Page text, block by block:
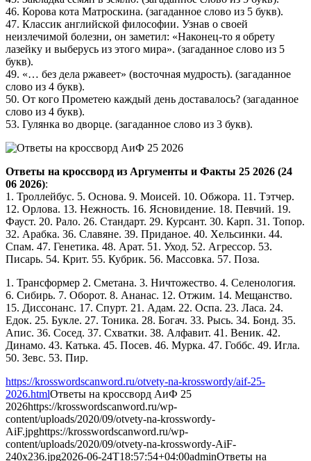
46. Корова кота Матроскина. (загаданное слово из 5 букв).
47. Классик английской философии. Узнав о своей
неизлечимой болезни, он заметил: «Наконец-то я обрету
лазейку и выберусь из этого мира». (загаданное слово из 5
букв).
49. «… без дела ржавеет» (восточная мудрость). (загаданное
слово из 4 букв).
50. От кого Прометею каждый день доставалось? (загаданное
слово из 4 букв).
53. Гулянка во дворце. (загаданное слово из 3 букв).
Ответы на кроссворд из Аргументы и Факты 25 2026 (24
06 2026):
1. Троллейбус. 5. Основа. 9. Моисей. 10. Обжора. 11. Тэтчер.
12. Орлова. 13. Нежность. 16. Ясновидение. 18. Певчий. 19.
Фауст. 20. Рало. 26. Стандарт. 29. Курсант. 30. Карп. 31. Топор.
32. Арабка. 36. Славяне. 39. Приданое. 40. Хельсинки. 44.
Спам. 47. Генетика. 48. Арат. 51. Уход. 52. Агрессор. 53.
Писарь. 54. Крит. 55. Кубрик. 56. Массовка. 57. Поза.
1. Трансформер 2. Сметана. 3. Ничтожество. 4. Селенология.
6. Сибирь. 7. Оборот. 8. Ананас. 12. Отжим. 14. Мещанство.
15. Диссонанс. 17. Спурт. 21. Адам. 22. Оспа. 23. Ласа. 24.
Едок. 25. Букле. 27. Тоника. 28. Богач. 33. Рысь. 34. Бонд. 35.
Апис. 36. Сосед. 37. Схватки. 38. Алфавит. 41. Веник. 42.
Динамо. 43. Катька. 45. Посев. 46. Мурка. 47. Гоббс. 49. Игла.
50. Зевс. 53. Пир.
https://krosswordscanword.ru/otvety-na-krosswordy/aif-25-
2026.htmlОтветы на кроссворд АиФ 25
2026https://krosswordscanword.ru/wp-
content/uploads/2020/09/otvety-na-krosswordy-
AiF.jpghttps://krosswordscanword.ru/wp-
content/uploads/2020/09/otvety-na-krosswordy-AiF-
240x236.jpg2026-06-24T18:57:54+04:00adminОтветы на